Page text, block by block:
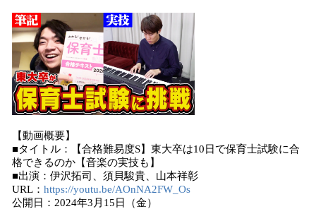
【動画概要】
■タイトル：【合格難易度S】東大卒は10日で保育士試験に合
格できるのか【音楽の実技も】
■出演：伊沢拓司、須貝駿貴、山本祥彰
URL： https://youtu.be/AOnNA2FW_Os
公開日：2024年3月15日（金）